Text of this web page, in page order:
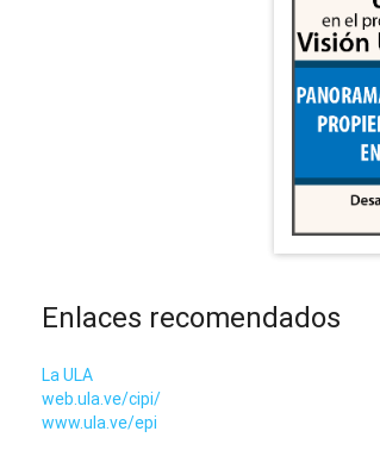
Enlaces recomendados
La ULA
web.ula.ve/cipi/
www.ula.ve/epi